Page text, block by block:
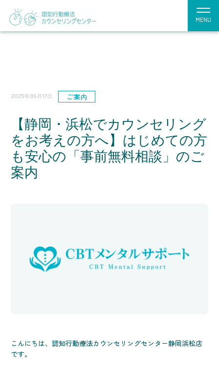
MENU
2025年05月17日 ご案内
【静岡・浜松でカウンセリング
をお考えの方へ】はじめての方
も安心の「事前無料相談」のご
案内
こんにちは、認知行動療法カウンセリングセンター静岡浜松店
です。